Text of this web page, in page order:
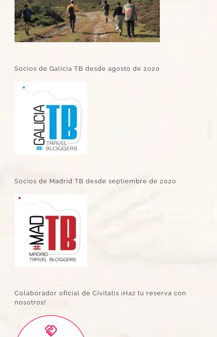
Socios de Galicia TB desde agosto de 2020
Socios de Madrid TB desde septiembre de 2020
Colaborador oficial de Civitatis ¡Haz tu reserva con
nosotros!